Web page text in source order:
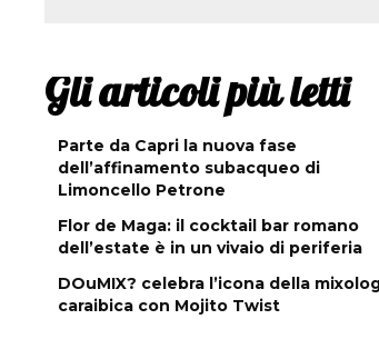
Gli articoli più letti
Parte da Capri la nuova fase
dell’affinamento subacqueo di
Limoncello Petrone
Flor de Maga: il cocktail bar romano
dell’estate è in un vivaio di periferia
DOuMIX? celebra l’icona della
caraibica con Mojito Twist